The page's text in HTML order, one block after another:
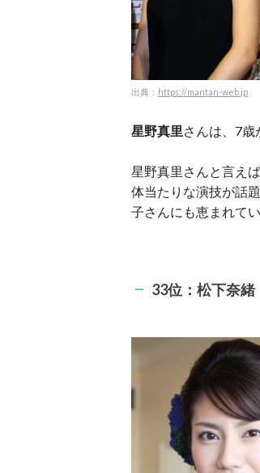
出典： https://mantan-web.jp
星野真里さんは、7歳
星野真里さんと言え
体当たりな演技が話
子さんにも恵まれてい
33位：松下奈緒